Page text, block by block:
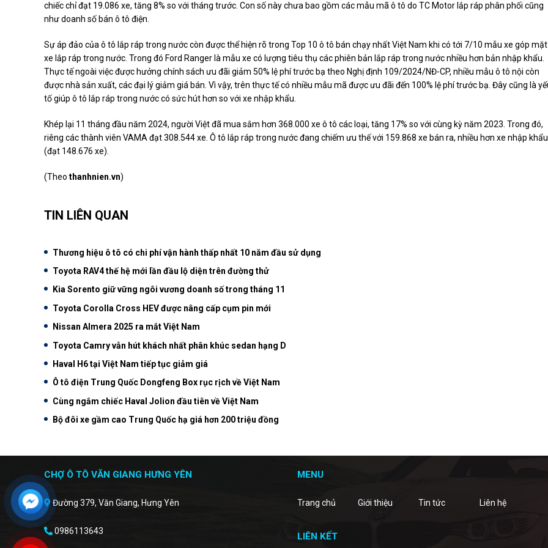
chiếc chỉ đạt 19.086 xe, tăng 8% so với tháng trước. Con số này chưa bao gồm các mẫu mã ô tô do TC Motor lắp ráp phân phối cũng
như doanh số bán ô tô điện.
Sự áp đảo của ô tô lắp ráp trong nước còn được thể hiện rõ trong Top 10 ô tô bán chạy nhất Việt Nam khi có tới 7/10 mẫu xe góp
xe lắp ráp trong nước. Trong đó Ford Ranger là mẫu xe có lượng tiêu thụ các phiên bản lắp ráp trong nước nhiều hơn bản nhập khẩu.
Thực tế ngoài việc được hưởng chính sách ưu đãi giảm 50% lệ phí trước bạ theo Nghị định 109/2024/NĐ-CP, nhiều mẫu ô tô nội còn
được nhà sản xuất, các đại lý giảm giá bán. Vì vậy, trên thực tế có nhiều mẫu mã được ưu đãi đến 100% lệ phí trước bạ. Đây cũng là
tố giúp ô tô lắp ráp trong nước có sức hút hơn so với xe nhập khẩu.
Khép lại 11 tháng đầu năm 2024, người Việt đã mua sắm hơn 368.000 xe ô tô các loại, tăng 17% so với cùng kỳ năm 2023. Trong đó,
riêng các thành viên VAMA đạt 308.544 xe. Ô tô lắp ráp trong nước đang chiếm ưu thế với 159.868 xe bán ra, nhiều hơn xe nhập khẩu
(đạt 148.676 xe).
(Theo thanhnien.vn)
TIN LIÊN QUAN
Thương hiệu ô tô có chi phí vận hành thấp nhất 10 năm đầu sử dụng
Toyota RAV4 thế hệ mới lần đầu lộ diện trên đường thử
Kia Sorento giữ vững ngôi vương doanh số trong tháng 11
Toyota Corolla Cross HEV được nâng cấp cụm pin mới
Nissan Almera 2025 ra mắt Việt Nam
Toyota Camry vẫn hút khách nhất phân khúc sedan hạng D
Haval H6 tại Việt Nam tiếp tục giảm giá
Ô tô điện Trung Quốc Dongfeng Box rục rịch về Việt Nam
Cùng ngắm chiếc Haval Jolion đầu tiên về Việt Nam
Bộ đôi xe gầm cao Trung Quốc hạ giá hơn 200 triệu đồng
CHỢ Ô TÔ VĂN GIANG HƯNG YÊN
Đường 379, Văn Giang, Hưng Yên
0986113643
MENU
Trang chủ Giới thiệu Tin tức Liên hệ
LIÊN KẾT